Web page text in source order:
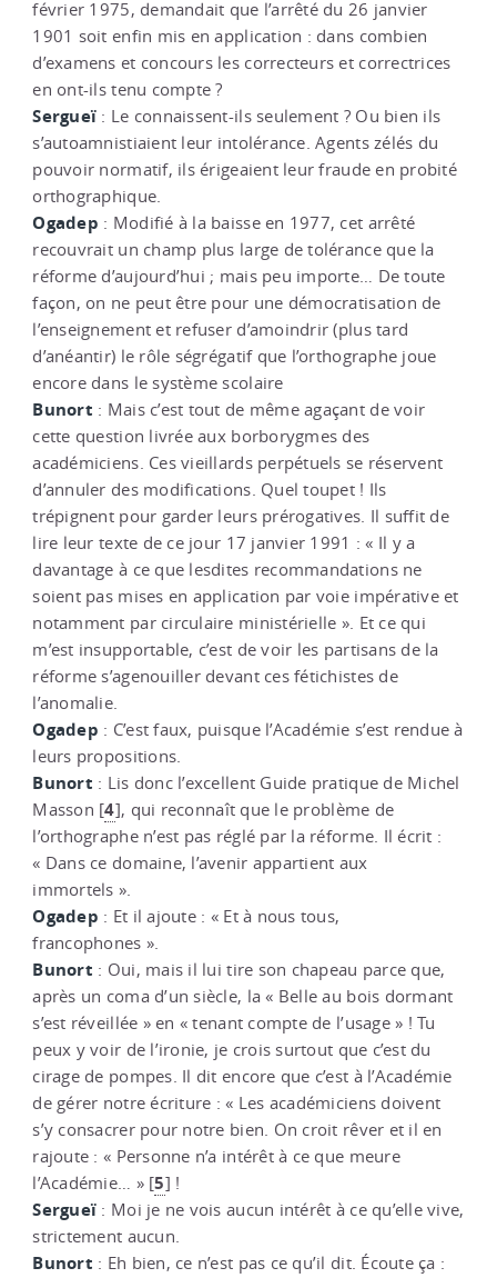
février 1975, demandait que l’arrêté du 26 janvier
1901 soit enfin mis en application : dans combien
d’examens et concours les correcteurs et correctrices
en ont-ils tenu compte ?
Sergueï : Le connaissent-ils seulement ? Ou bien ils
s’autoamnistiaient leur intolérance. Agents zélés du
pouvoir normatif, ils érigeaient leur fraude en probité
orthographique.
Ogadep : Modifié à la baisse en 1977, cet arrêté
recouvrait un champ plus large de tolérance que la
réforme d’aujourd’hui ; mais peu importe… De toute
façon, on ne peut être pour une démocratisation de
l’enseignement et refuser d’amoindrir (plus tard
d’anéantir) le rôle ségrégatif que l’orthographe joue
encore dans le système scolaire
Bunort : Mais c’est tout de même agaçant de voir
cette question livrée aux borborygmes des
académiciens. Ces vieillards perpétuels se réservent
d’annuler des modifications. Quel toupet ! Ils
trépignent pour garder leurs prérogatives. Il suffit de
lire leur texte de ce jour 17 janvier 1991 : « Il y a
davantage à ce que lesdites recommandations ne
soient pas mises en application par voie impérative et
notamment par circulaire ministérielle ». Et ce qui
m’est insupportable, c’est de voir les partisans de la
réforme s’agenouiller devant ces fétichistes de
l’anomalie.
Ogadep : C’est faux, puisque l’Académie s’est rendue à
leurs propositions.
Bunort : Lis donc l’excellent Guide pratique de Michel
Masson [4], qui reconnaît que le problème de
l’orthographe n’est pas réglé par la réforme. Il écrit :
« Dans ce domaine, l’avenir appartient aux
immortels ».
Ogadep : Et il ajoute : « Et à nous tous,
francophones ».
Bunort : Oui, mais il lui tire son chapeau parce que,
après un coma d’un siècle, la « Belle au bois dormant
s’est réveillée » en « tenant compte de l’usage » ! Tu
peux y voir de l’ironie, je crois surtout que c’est du
cirage de pompes. Il dit encore que c’est à l’Académie
de gérer notre écriture : « Les académiciens doivent
s’y consacrer pour notre bien. On croit rêver et il en
rajoute : « Personne n’a intérêt à ce que meure
l’Académie… »[5] !
Sergueï : Moi je ne vois aucun intérêt à ce qu’elle vive,
strictement aucun.
Bunort : Eh bien, ce n’est pas ce qu’il dit. Écoute ça :